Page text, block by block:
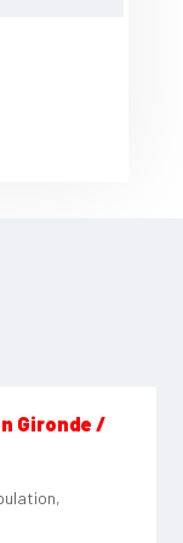
Gironde /
,